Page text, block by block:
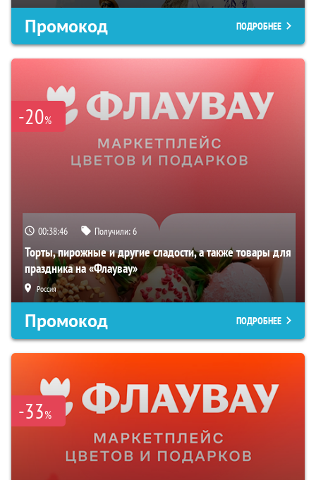
Промокод ПОДРОБНЕЕ
-20%
00:38:45 Получили:6
Торты, пирожные и другие сладости, а также товары для
праздника на «Флаувау»
Россия
Промокод ПОДРОБНЕЕ
-33%